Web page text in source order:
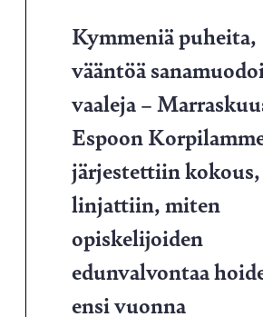
Kymmeniä puheita,
vääntöä
vaaleja –
Espoon
järjestettiin kokous,
linjattiin, miten
opiskelijoiden
edunvalvontaa
ensi vuonna